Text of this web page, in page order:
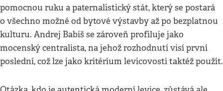
pomocnou ruku a paternalistický stát, který se postará
o všechno možné od bytové výstavby až po bezplatnou
kulturu. Andrej Babiš se zároveň profiluje jako
mocenský centralista, na jehož rozhodnutí visí první
poslední, což lze jako kritérium levicovosti taktéž použít.